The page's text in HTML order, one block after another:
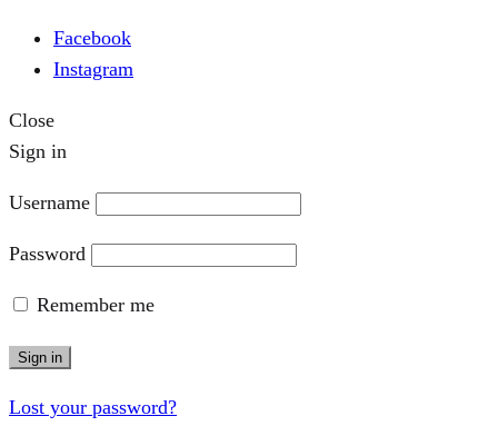
Facebook
Instagram
Close
Sign in
Username
Password
Remember me
Sign in
Lost your password?